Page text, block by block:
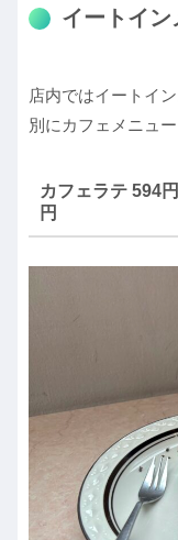
イートイン
店内ではイートイ
別にカフェメニュ
カフェラテ 594
円